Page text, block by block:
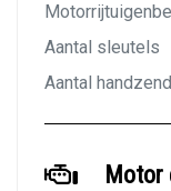
Aantal sleutels
Aantal
Motor